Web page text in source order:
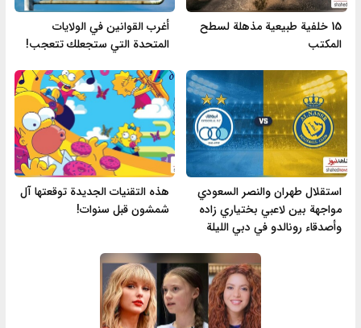
15 خلفية طبيعية مذهلة لسطح
المكتب
أغرب القوانين في الولايات
المتحدة التي ستجعلك تتعجب!
استقلال طهران والنصر السعودي
مواجهة بين لاعبي بختياري زاده
وأصدقاء رونالدو في دبي الليلة
هذه التقنيات الجديدة توقعتها آل
شمشون قبل سنوات!